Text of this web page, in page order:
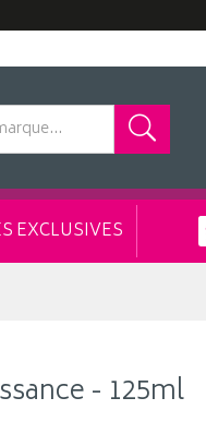
EXCLUSIVES
- 125ml